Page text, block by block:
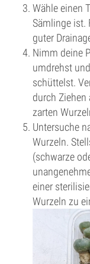
Wähle einen
Sämlinge ist.
guter
Nimm deine
umdrehst
schüttelst.
durch Ziehen
zarten
Untersuche
Wurzeln.
(schwarze
einer
Wurzeln zu